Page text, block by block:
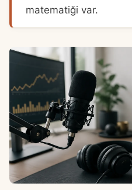
matematiği var.